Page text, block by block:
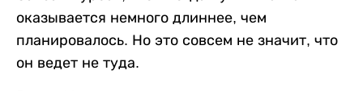
оказывается немного длиннее, чем
планировалось. Но это совсем не значит, что
он ведет не туда.